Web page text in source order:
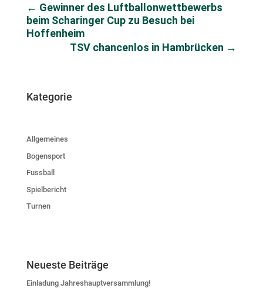
← Gewinner des Luftballonwettbewerbs
beim Scharinger Cup zu Besuch bei
Hoffenheim
TSV chancenlos in Hambrücken →
Kategorie
Allgemeines
Bogensport
Fussball
Spielbericht
Turnen
Neueste Beiträge
Einladung Jahreshauptversammlung!